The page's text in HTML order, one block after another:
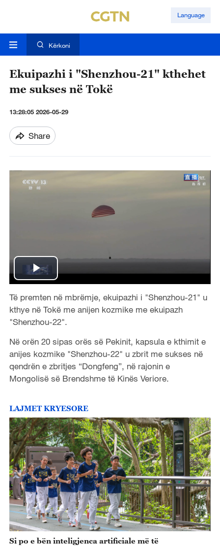
Language
Kërkoni
Ekuipazhi i "Shenzhou-21" kthehet
me sukses në Tokë
13:28:05 2026-05-29
Share
P
l
a
y
V
d
e
o
Të premten në mbrëmje, ekuipazhi i "Shenzhou-21" u
kthye në Tokë me anijen kozmike me ekuipazh
"Shenzhou-22".
Në orën 20 sipas orës së Pekinit, kapsula e kthimit e
anijes kozmike "Shenzhou-22" u zbrit me sukses në
qendrën e zbritjes “Dongfeng”, në rajonin e
Mongolisë së Brendshme të Kinës Veriore.
LAJMET KRYESORE
Si po e bën inteligjenca artificiale më të